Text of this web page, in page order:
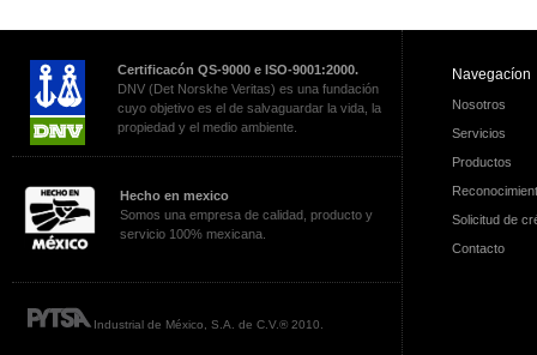
Certificacón QS-9000 e ISO-9001:2000.
DNV (Det Norskhe Veritas) es una fundación
cuyo objetivo es el de salvaguardar la vida, la
propiedad y el medio ambiente.
Hecho en mexico
Somos una empresa de calidad, producto y
servicio 100% mexicana.
Industrial de México, S.A. de C.V.® 2010.
Navegacíon
Nosotros
Servicios
Productos
Solicitud de
Contacto